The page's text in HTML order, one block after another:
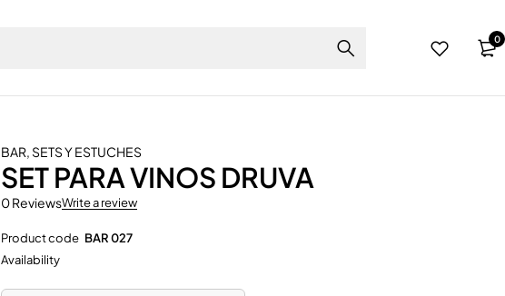
0
BAR, SETS Y ESTUCHES
SET PARA VINOS DRUVA
0 ReviewsWrite a review
Product code BAR 027
Availability